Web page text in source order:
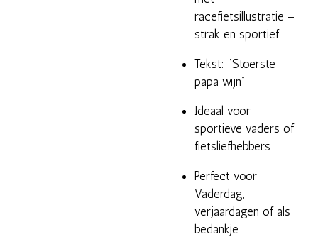
racefietsillustratie –
strak en sportief
Tekst: "Stoerste
papa wijn"
Ideaal voor
sportieve vaders of
fietsliefhebbers
Perfect voor
Vaderdag,
verjaardagen of als
bedankje